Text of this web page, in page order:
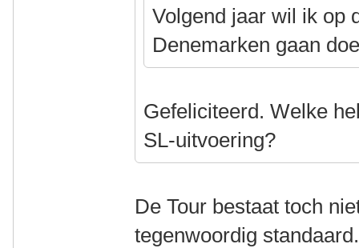
Volgend jaar wil ik op
Denemarken gaan
Gefeliciteerd. Welke
SL-uitvoering?
De Tour bestaat toch
tegenwoordig standaard.